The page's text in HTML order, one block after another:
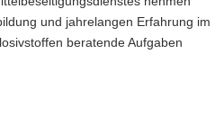
und jahrelangen Erfahrung im
beratende Aufgaben